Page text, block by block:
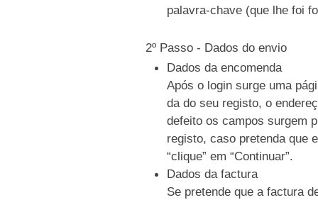
palavra-chave (que lhe foi
2º Passo - Dados do envio
Dados da encomenda
Após o login surge uma
da do seu registo, o
defeito os campos surgem
registo, caso pretenda que
“clique” em “Continuar”.
Dados da factura
Se pretende que a factura